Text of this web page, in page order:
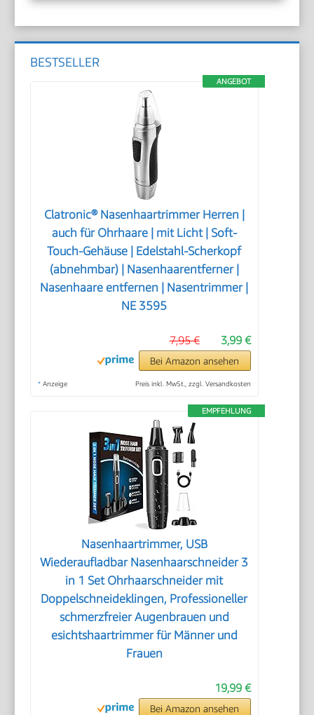
BESTSELLER
ANGEBOT
Clatronic® Nasenhaartrimmer Herren |
auch für Ohrhaare | mit Licht | Soft-
Touch-Gehäuse | Edelstahl-Scherkopf
(abnehmbar) | Nasenhaarentferner |
Nasenhaare entfernen | Nasentrimmer |
NE 3595
3,99 €
7,95 €
Bei Amazon ansehen
* Anzeige Preis inkl. MwSt., zzgl. Versandkosten
EMPFEHLUNG
Nasenhaartrimmer, USB
Wiederaufladbar Nasenhaarschneider 3
in 1 Set Ohrhaarschneider mit
Doppelschneideklingen, Professioneller
schmerzfreier Augenbrauen und
esichtshaartrimmer für Männer und
Frauen
19,99 €
Bei Amazon ansehen